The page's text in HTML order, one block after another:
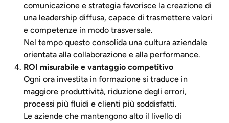
comunicazione e strategia favorisce la creazione di
una leadership diffusa, capace di trasmettere valori
e competenze in modo trasversale.
Nel tempo questo consolida una cultura aziendale
orientata alla collaborazione e alla performance.
ROI misurabile e vantaggio competitivo
Ogni ora investita in formazione si traduce in
maggiore produttività, riduzione degli errori,
processi più fluidi e clienti più soddisfatti.
Le aziende che mantengono alto il livello di